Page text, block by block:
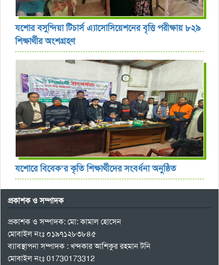
যশোর বসুন্দিয়া টিচার্স এ্যাসোসিয়েশনের বৃত্তি পরীক্ষায় ৮২৯
শিক্ষার্থীর অংশগ্রহণ
যশোরে বিবেক’র কৃতি শিক্ষার্থীদের সংবর্ধনা অনুষ্ঠিত
প্রকাশক ও সম্পাদক
প্রকাশক ও সম্পাদক: মো: কামাল হোসেন
মোবাইল নংঃ ০১৯৭১২৮৩৮৪৫
ব্যাবস্থাপনা সম্পাদক : খন্দকার আশিকুর রহমান টনি
মোবাইল নংঃ 01730173312